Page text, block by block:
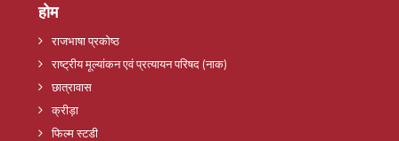
होम
राजभाषा प्रकोष्ठ
राष्ट्रीय मूल्यांकन एवं प्रत्यायन परिषद (नाक)
छात्रावास
क्रीड़ा
फिल्म स्टडी